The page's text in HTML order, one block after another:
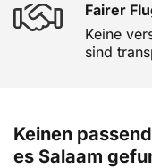
Fairer
Keine
sind
Keinen
es Salaam